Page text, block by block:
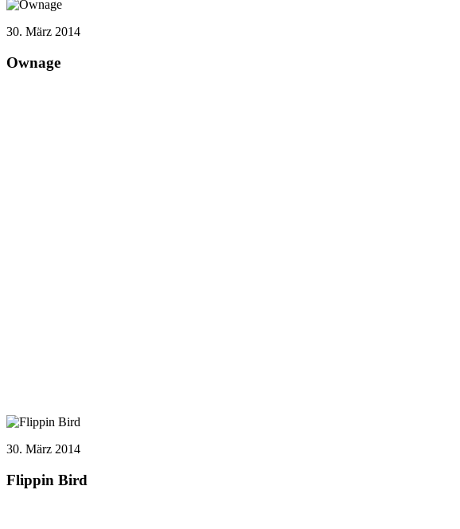
30. März 2014
Ownage
30. März 2014
Flippin Bird